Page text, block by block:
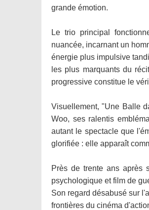
grande émotion.
Le trio principal
nuancée, incarnant un
énergie plus impulsive
les plus marquants du
progressive constitue le
Visuellement, "Une Balle
Woo, ses ralentis
autant le spectacle que
glorifiée : elle apparaît
Près de trente ans après
psychologique et film de
Son regard désabusé sur
frontières du cinéma